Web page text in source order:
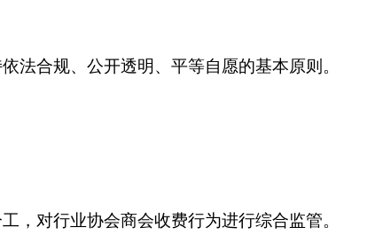
法合规、公开透明、平等自愿的基本原则。
，对行业协会商会收费行为进行综合监管。